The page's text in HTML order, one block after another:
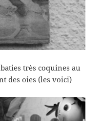
très coquines au
des oies (les voici)